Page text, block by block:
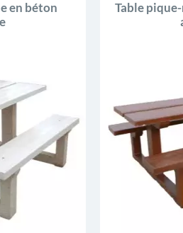
en béton
Table